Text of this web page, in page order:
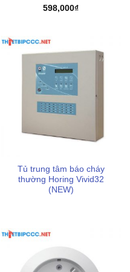
hỗ trợ chi phí vận
598,000₫
Tủ trung tâm báo cháy
thường Horing Vivid32
(NEW)